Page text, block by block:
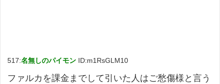
517:名無しのパイモン ID:m1RsGLM10
ファルカを課金までして引いた人はご愁傷様と言う